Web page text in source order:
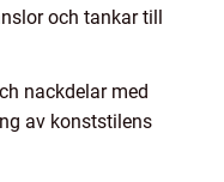
och tankar till
nackdelar med
av konststilens